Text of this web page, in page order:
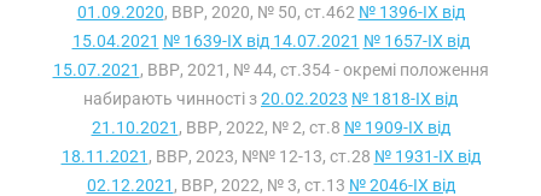
01.09.2020, ВВР, 2020, № 50, ст.462 № 1396-IX від
15.04.2021 № 1639-IX від 14.07.2021 № 1657-IX від
15.07.2021 , ВВР, 2021, № 44, ст.354 - окремі положення
набирають чинності з20.02.2023 № 1818-IX від
21.10.2021 , ВВР, 2022, № 2, ст.8 № 1909-IX від
18.11.2021 , ВВР, 2023, №№ 12-13, ст.28 № 1931-IX від
02.12.2021 , ВВР, 2022, № 3, ст.13 № 2046-IX від